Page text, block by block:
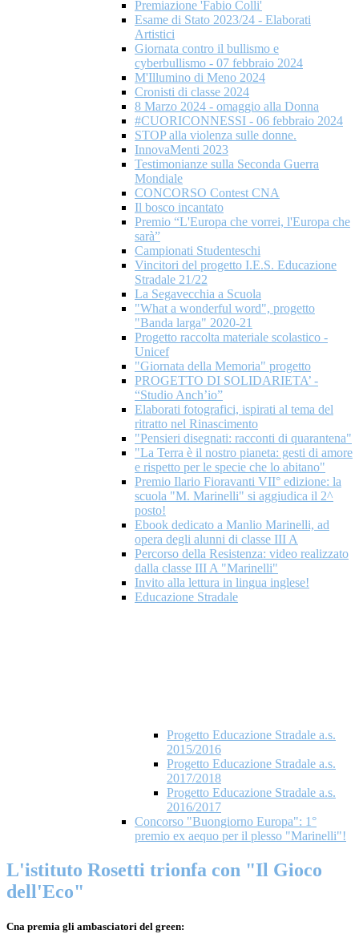
Premiazione 'Fabio Colli'
Esame di Stato 2023/24 - Elaborati
Artistici
Giornata contro il bullismo e
cyberbullismo - 07 febbraio 2024
M'Illumino di Meno 2024
Cronisti di classe 2024
8 Marzo 2024 - omaggio alla Donna
#CUORICONNESSI - 06 febbraio 2024
STOP alla violenza sulle donne.
InnovaMenti 2023
Testimonianze sulla Seconda Guerra
Mondiale
CONCORSO Contest CNA
Il bosco incantato
Premio “L'Europa che vorrei, l'Europa che
sarà”
Campionati Studenteschi
Vincitori del progetto I.E.S. Educazione
Stradale 21/22
La Segavecchia a Scuola
"What a wonderful word", progetto
"Banda larga" 2020-21
Progetto raccolta materiale scolastico -
Unicef
"Giornata della Memoria" progetto
PROGETTO DI SOLIDARIETA’ -
“Studio Anch’io”
Elaborati fotografici, ispirati al tema del
ritratto nel Rinascimento
"Pensieri disegnati: racconti di quarantena"
"La Terra è il nostro pianeta: gesti di amore
e rispetto per le specie che lo abitano"
Premio Ilario Fioravanti VII° edizione: la
scuola "M. Marinelli" si aggiudica il 2^
posto!
Ebook dedicato a Manlio Marinelli, ad
opera degli alunni di classe III A
Percorso della Resistenza: video realizzato
dalla classe III A "Marinelli"
Invito alla lettura in lingua inglese!
Educazione Stradale
Progetto Educazione Stradale a.s.
2015/2016
Progetto Educazione Stradale a.s.
2017/2018
Progetto Educazione Stradale a.s.
2016/2017
Concorso "Buongiorno Europa": 1°
premio ex aequo per il plesso "Marinelli"!
L'istituto Rosetti trionfa con "Il Gioco
dell'Eco"
Cna premia gli ambasciatori del green: